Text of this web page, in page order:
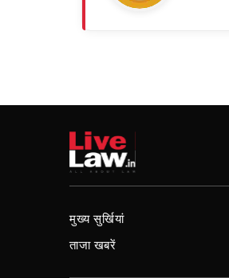
मुख्य सुर्खियां
ताजा खबरें